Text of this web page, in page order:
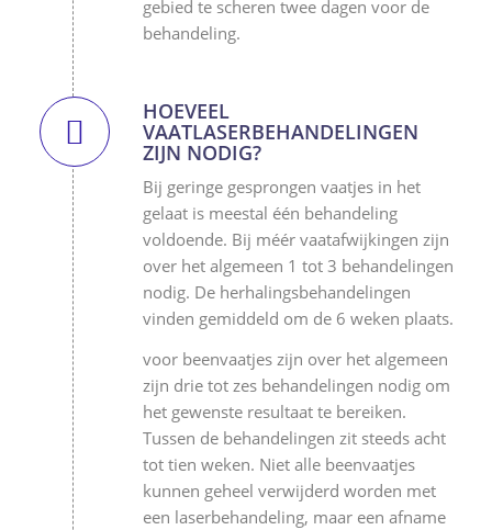
gebied te scheren twee dagen voor de
behandeling.
HOEVEEL
VAATLASERBEHANDELINGEN
ZIJN NODIG?
Bij geringe gesprongen vaatjes in het
gelaat is meestal één behandeling
voldoende. Bij méér vaatafwijkingen zijn
over het algemeen 1 tot 3 behandelingen
nodig. De herhalingsbehandelingen
vinden gemiddeld om de 6 weken plaats.
voor beenvaatjes zijn over het algemeen
zijn drie tot zes behandelingen nodig om
het gewenste resultaat te bereiken.
Tussen de behandelingen zit steeds acht
tot tien weken. Niet alle beenvaatjes
kunnen geheel verwijderd worden met
een laserbehandeling, maar een afname